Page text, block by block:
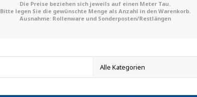
Die Preise beziehen sich jeweils auf einen Meter Tau.
Bitte legen Sie die gewünschte Menge als Anzahl in den Warenkorb.
Ausnahme: Rollenware und Sonderposten/Restlängen